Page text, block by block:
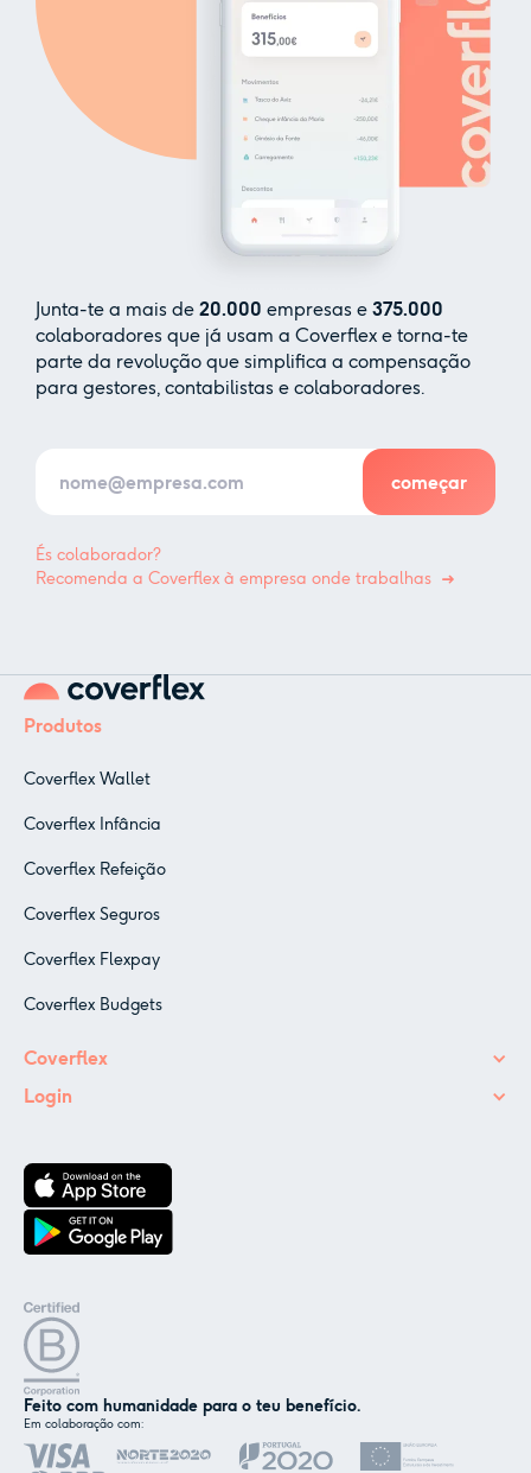
Junta-te a mais de 20.000 empresas e 375.000
colaboradores que já usam a Coverflex e torna-te
parte da revolução que simplifica a compensação
para gestores, contabilistas e colaboradores.
És colaborador?
Recomenda a Coverflex à empresa onde trabalhas
Produtos
Coverflex Wallet
Coverflex Infância
Coverflex Refeição
Coverflex Seguros
Coverflex Flexpay
Coverflex Budgets
Coverflex
Login
Feito com humanidade para o teu benefício.
Em colaboração com:
Nós e os nossos parceiros usamos cookies ou